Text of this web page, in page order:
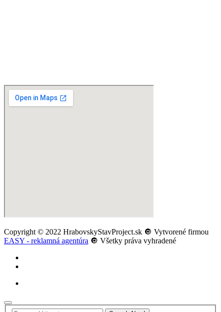
Copyright © 2022 HrabovskyStavProject.sk 🔘 Vytvorené firmou
EASY - reklamná agentúra 🔘 Všetky práva vyhradené